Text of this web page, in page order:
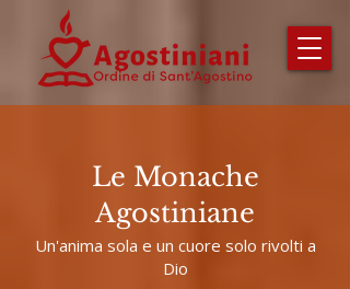
Le Monache
Agostiniane
Un'anima sola e un cuore solo rivolti a
Dio